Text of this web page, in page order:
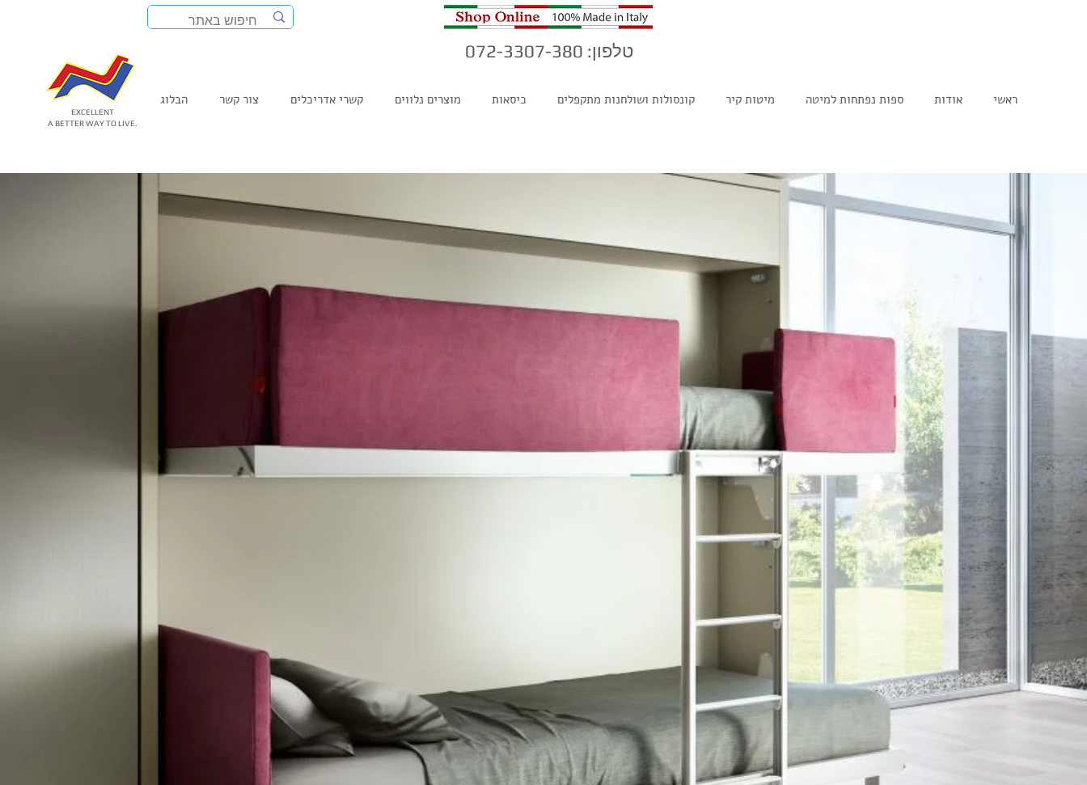
EXCELLENT
A BETTER WAY TO LIVE.
טלפון: 072-3307-380
הבלוג צור קשר קשרי אדריכלים מוצרים נלווים כיסאות קונסולות ושולחנות מתקפלים מיטות קיר ספות נפתחות למיטה אודות ראשי